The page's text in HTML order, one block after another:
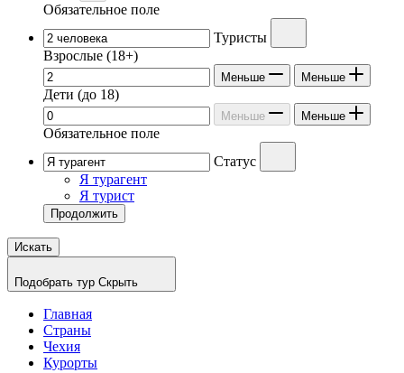
Обязательное поле
Туристы
Взрослые (18+)
Меньше Меньше
Дети (до 18)
Меньше Меньше
Обязательное поле
Статус
Я турагент
Я турист
Продолжить
Искать
Подобрать тур Скрыть
Главная
Страны
Чехия
Курорты